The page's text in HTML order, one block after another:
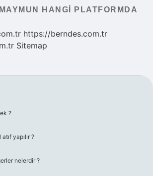
HANGI PLATFORMDA
https://berndes.com.tr
Sitemap
?
yapılır ?
nelerdir ?